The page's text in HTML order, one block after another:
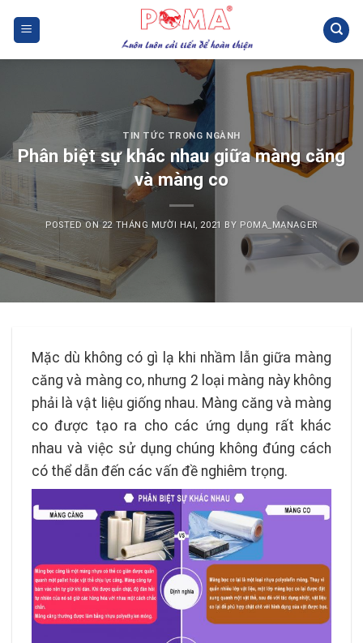
TIN TỨC TRONG NGÀNH
Phân biệt sự khác nhau giữa màng căng
và màng co
POSTED ON22 THÁNG MƯỜI HAI, 2021 BY POMA_MANAGER
Mặc dù không có gì lạ khi nhầm lẫn giữa màng
căng và màng co, nhưng 2 loại màng này không
phải là vật liệu giống nhau. Màng căng và màng
co được tạo ra cho các ứng dụng rất khác
nhau và việc sử dụng chúng không đúng cách
có thể dẫn đến các vấn đề nghiêm trọng.